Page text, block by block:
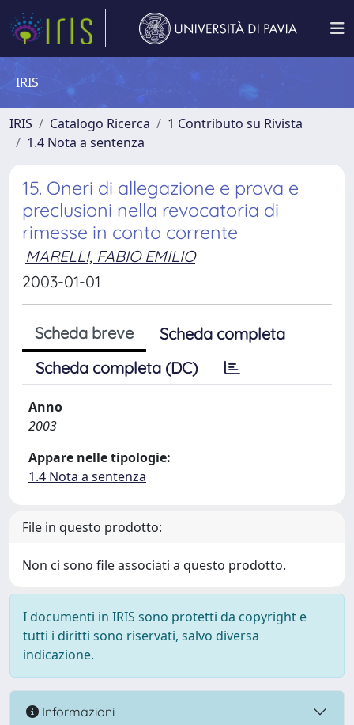
IRIS
IRIS Catalogo Ricerca
1 Contributo su Rivista
1.4 Nota a sentenza
15. Oneri di allegazione e prova e
preclusioni nella revocatoria di
rimesse in conto corrente
MARELLI, FABIO EMILIO
2003-01-01
Scheda breve
Scheda completa
Scheda completa (DC)
Anno
2003
Appare nelle tipologie:
1.4 Nota a sentenza
File in questo prodotto:
Non ci sono file associati a questo prodotto.
I documenti in IRIS sono protetti da copyright e
tutti i diritti sono riservati, salvo diversa
indicazione.
Informazioni